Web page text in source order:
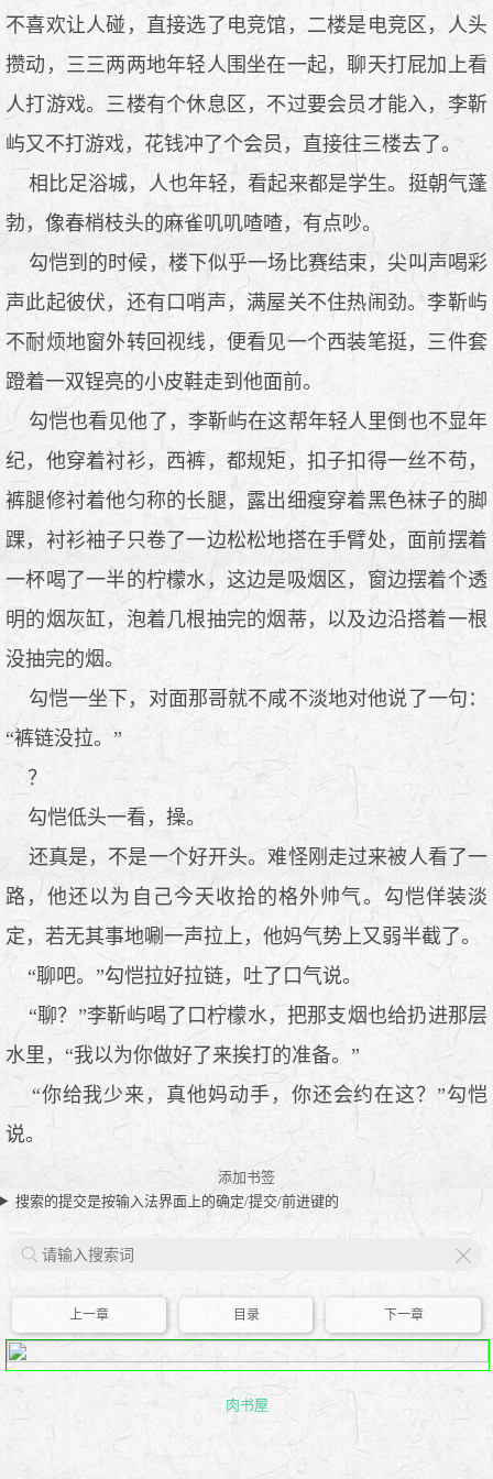
不喜欢让人碰，直接选了电竞馆，二楼是电竞区，人头
攒动，三三两两地年轻人围坐在一起，聊天打屁加上看
人打游戏。三楼有个休息区，不过要会员才能入，李靳
屿又不打游戏，花钱冲了个会员，直接往三楼去了。
相比足浴城，人也年轻，看起来都是学生。挺朝气蓬
勃，像春梢枝头的麻雀叽叽喳喳，有点吵。
勾恺到的时候，楼下似乎一场比赛结束，尖叫声喝彩
声此起彼伏，还有口哨声，满屋关不住热闹劲。李靳屿
不耐烦地窗外转回视线，便看见一个西装笔挺，三件套
蹬着一双锃亮的小皮鞋走到他面前。
勾恺也看见他了，李靳屿在这帮年轻人里倒也不显年
纪，他穿着衬衫，西裤，都规矩，扣子扣得一丝不苟，
裤腿修衬着他匀称的长腿，露出细瘦穿着黑色袜子的脚
踝，衬衫袖子只卷了一边松松地搭在手臂处，面前摆着
一杯喝了一半的柠檬水，这边是吸烟区，窗边摆着个透
明的烟灰缸，泡着几根抽完的烟蒂，以及边沿搭着一根
没抽完的烟。
勾恺一坐下，对面那哥就不咸不淡地对他说了一句：
“裤链没拉。”
？
勾恺低头一看，操。
还真是，不是一个好开头。难怪刚走过来被人看了一
路，他还以为自己今天收拾的格外帅气。勾恺佯装淡
定，若无其事地唰一声拉上，他妈气势上又弱半截了。
“聊吧。”勾恺拉好拉链，吐了口气说。
“聊？”李靳屿喝了口柠檬水，把那支烟也给扔进那层
水里，“我以为你做好了来挨打的准备。”
“你给我少来，真他妈动手，你还会约在这？”勾恺
说。
添加书签
搜索的提交是按输入法界面上的确定/提交/前进键的
上一章 目录 下一章
肉书屋